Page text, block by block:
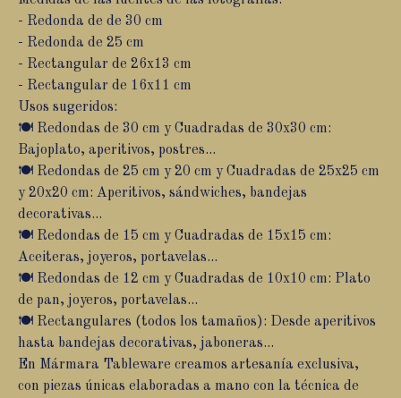
- Redonda de de 30 cm
- Redonda de 25 cm
- Rectangular de 26x13 cm
- Rectangular de 16x11 cm
Usos sugeridos:
🍽️ Redondas de 30 cm y Cuadradas de 30x30 cm:
Bajoplato, aperitivos, postres...
🍽️ Redondas de 25 cm y 20 cm y Cuadradas de 25x25 cm
y 20x20 cm: Aperitivos, sándwiches, bandejas
decorativas...
🍽️ Redondas de 15 cm y Cuadradas de 15x15 cm:
Aceiteras, joyeros, portavelas...
🍽️ Redondas de 12 cm y Cuadradas de 10x10 cm: Plato
de pan, joyeros, portavelas...
🍽️ Rectangulares (todos los tamaños): Desde aperitivos
hasta bandejas decorativas, jaboneras...
En Mármara Tableware creamos artesanía exclusiva,
con piezas únicas elaboradas a mano con la técnica de